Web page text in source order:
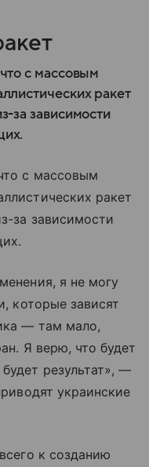
с массовым
ракет
за зависимости
с массовым
ракет
за зависимости
я не могу
которые зависят
— там мало,
Я верю, что будет
результат», —
украинские
к созданию